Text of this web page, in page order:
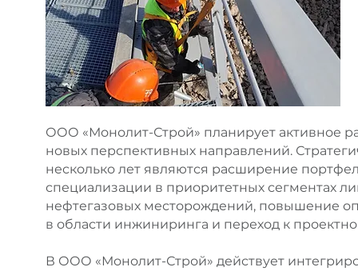
ООО «Монолит-Строй» планирует активное
новых перспективных направлений.
несколько лет являются расширение
специализации в приоритетных сегментах
нефтегазовых месторождений, повышение
в области инжиниринга и переход к
В ООО «Монолит-Строй» действует